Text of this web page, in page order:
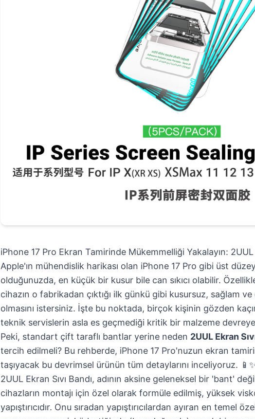
iPhone 17 Pro Ekran Tamirinde Mükemmelliği Yakalayın: 2UUL
Apple'ın mühendislik harikası olan iPhone 17 Pro gibi üst
olduğunuzda, en küçük bir kusur bile can sıkıcı olabilir.
cihazın o fabrikadan çıktığı ilk günkü gibi kusursuz, sağlam ve
olmasını istersiniz. İşte bu noktada, birçok kişinin gözden
teknik servislerin asla es geçmediği kritik bir malzeme devreye
Peki, standart çift taraflı bantlar yerine neden 2UUL Ekran
tercih edilmeli? Bu rehberde, iPhone 17 Pro'nuzun ekran
taşıyacak bu devrimsel ürünün tüm detaylarını inceliyoruz.
2UUL Ekran Sıvı Bandı, adının aksine geleneksel bir 'bant'
cihazların montajı için özel olarak formüle edilmiş, yüksek
yapıştırıcıdır. Onu sıradan yapıştırıcılardan ayıran en temel